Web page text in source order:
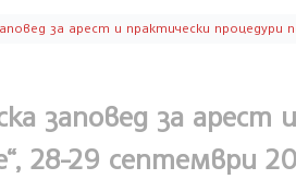
за арест и практически процедури
заповед за
28-29 септември